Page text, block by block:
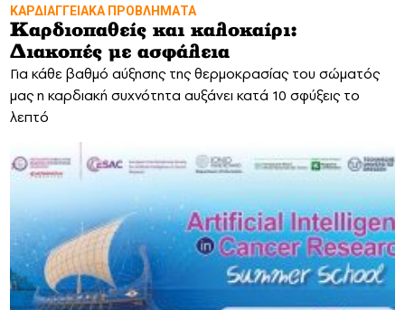
ΚΑΡΔΙΑΓΓΕΙΑΚΑ ΠΡΟΒΛΗΜΑΤΑ
Καρδιοπαθείς και καλοκαίρι:
Διακοπές με ασφάλεια
Για κάθε βαθμό αύξησης της θερμοκρασίας του σώματός
μας η καρδιακή συχνότητα αυξάνει κατά 10 σφύξεις το
λεπτό